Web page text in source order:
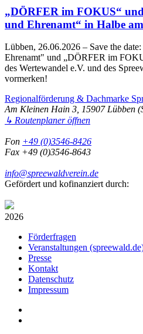
„DÖRFER im FOKUS“
und Ehrenamt“ in Halbe
Lübben, 26.06.2026 – Save the
Ehrenamt" und „DÖRFER im
des Wertewandel e.V. und des
vormerken!
Regionalförderung & Dachmarke
Am Kleinen Hain 3, 15907 Lübben
↳ Routenplaner öffnen
Fon +49 (0)3546-8426
Fax +49 (0)3546-8643
info@spreewaldverein.de
Gefördert und kofinanziert durch:
2026
Förderfragen
Veranstaltungen
Presse
Kontakt
Datenschutz
Impressum